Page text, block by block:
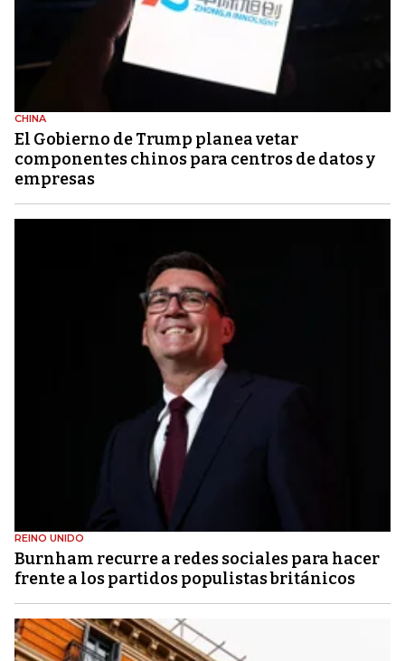
CHINA
El Gobierno de Trump planea vetar
componentes chinos para centros de datos y
empresas
REINO UNIDO
Burnham recurre a redes sociales para hacer
frente a los partidos populistas británicos